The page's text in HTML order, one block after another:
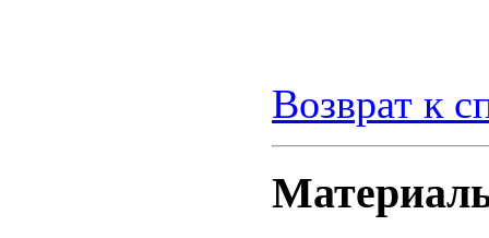
Возврат к